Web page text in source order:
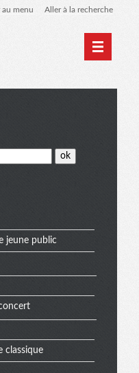
au menu Aller à la recherche
jeune public
classique